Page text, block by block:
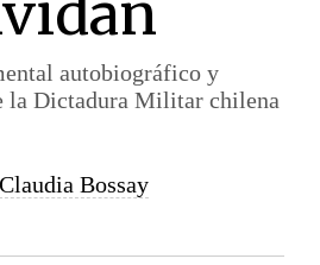
autobiográfico y
la Dictadura Militar chilena
Claudia Bossay